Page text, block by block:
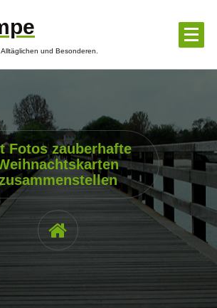
und Besonderen.
Fotos zauberhafte